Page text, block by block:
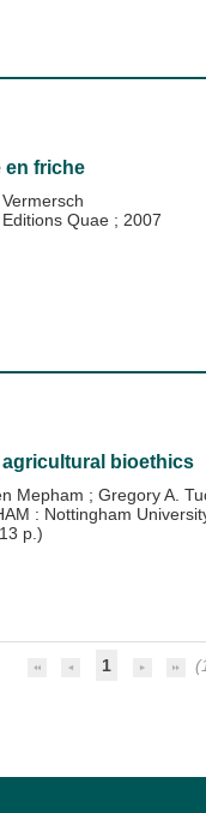
en friche
Quae ; 2007
agricultural bioethics
Mepham ; Gregory A.
: Nottingham
p.)
1